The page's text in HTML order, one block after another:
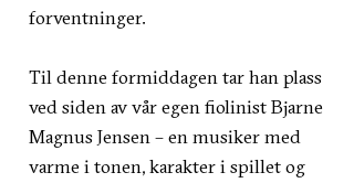
forventninger.
Til denne formiddagen tar han plass
ved siden av vår egen fiolinist Bjarne
Magnus Jensen – en musiker med
varme i tonen, karakter i spillet og